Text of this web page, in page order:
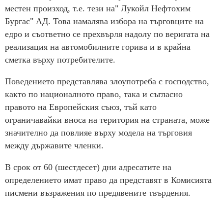
местен произход, т.е. тези на" Лукойл Нефтохим
Бургас" АД. Това намалява избора на търговците на
едро и съответно се прехвърля надолу по веригата на
реализация на автомобилните горива и в крайна
сметка върху потребителите.
Поведението представлява злоупотреба с господство,
както по националното право, така и съгласно
правото на Европейския съюз, тъй като
ограничавайки вноса на територия на страната, може
значително да повлияе върху модела на търговия
между държавите членки.
В срок от 60 (шестдесет) дни адресатите на
определението имат право да представят в Комисията
писмени възражения по предявените твърдения.